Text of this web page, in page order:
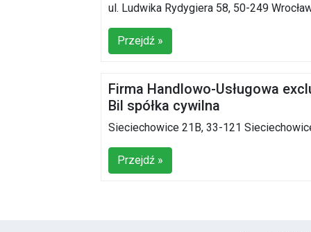
ul. Ludwika Rydygiera 58, 50-249
Przejdź »
Firma Handlowo-Usługowa
Bil spółka cywilna
Sieciechowice 21B, 33-121
Przejdź »